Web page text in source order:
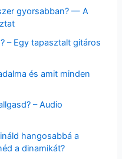
gyorsabban? — A
– Egy tapasztalt gitáros
és amit minden
– Audio
hangosabbá a
a dinamikát?